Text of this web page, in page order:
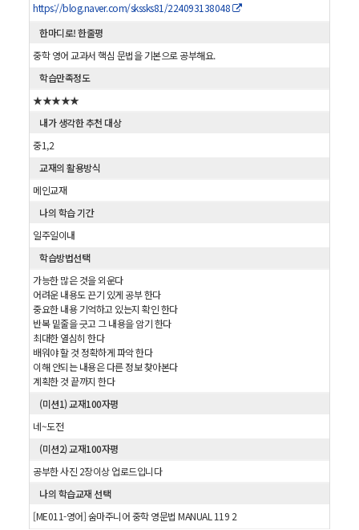
https://blog.naver.com/skssks81/224093138048
한마디로! 한줄평
중학 영어 교과서 핵심 문법을 기본으로 공부해요.
학습만족정도
★★★★★
내가 생각한 추천 대상
중1,2
교재의 활용방식
메인교재
나의 학습 기간
일주일이내
학습방법선택
가능한 많은 것을 외운다
어려운 내용도 끈기 있게 공부 한다
중요한 내용 기억하고 있는지 확인 한다
반복 밑줄을 긋고 그 내용을 암기 한다
최대한 열심히 한다
배워야 할 것 정확하게 파악 한다
이해 안되는 내용은 다른 정보 찾아본다
계획한 것 끝까지 한다
(미션1) 교재100자평
네~도전
(미션2) 교재100자평
공부한 사진 2장이상 업로드입니다
나의 학습교재 선택
[ME011-영어] 숨마주니어 중학 영문법 MANUAL 119 2